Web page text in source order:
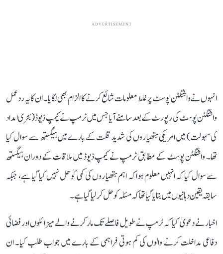
ADVERTISEMENT
انہوں نے واشنگٹن پوسٹ پر غلط معلومات شائع کرنے کا الزام بھی لگایا۔ ان کا یہ ردعمل
واشنگٹن پوسٹ کی رپورٹ کے بعد سامنے آیا جس میں ٹرمپ نے کیمپ ڈیوڈ (بحری امداد
کی سہولت) میں امریکی ہتھیاروں کی شدید قلت کے بارے میں ہیگستھ سے سوال کیا
تھا۔ واشنگٹن پوسٹ کے مطابق ٹرمپ نے کیمپ ڈیوڈ میں ملاقات کے دوران ہیگستھ
سے سوال کیا کہ انہیں معلوم ہوا کہ اہم ہتھیاروں کی کمی کو حل نہیں کیا گیا ہے، جبکہ
سابقہ ​​یقین دہانیوں میں بتا یا گیا تھا کہ مسئلہ کو حل کر لیا گیا ہے۔
اخبار نے دعویٰ کیا کہ ٹرمپ نے طویل فاصلے تک مار کرنے والے میزائلوں اور فضائی
دفاعی مداخلت کرنے والوں کی کم ہوتی فراہمی کے بارے میں جواب طلب کیا۔ ان